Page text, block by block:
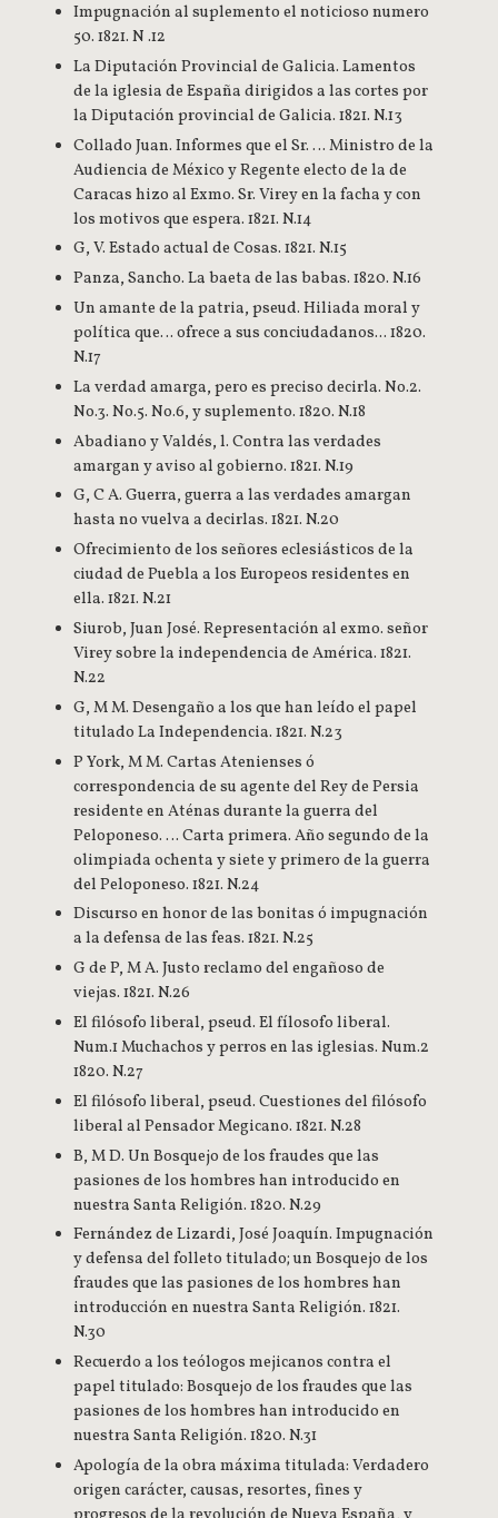
Impugnación al suplemento el noticioso numero
50. 1821. N .12
La Diputación Provincial de Galicia. Lamentos
de la iglesia de España dirigidos a las cortes por
la Diputación provincial de Galicia. 1821. N.13
Collado Juan. Informes que el Sr. … Ministro de la
Audiencia de México y Regente electo de la de
Caracas hizo al Exmo. Sr. Virey en la facha y con
los motivos que espera. 1821. N.14
G, V. Estado actual de Cosas. 1821. N.15
Panza, Sancho. La baeta de las babas. 1820. N.16
Un amante de la patria, pseud. Hiliada moral y
política que… ofrece a sus conciudadanos... 1820.
N.17
La verdad amarga, pero es preciso decirla. No.2.
No.3. No.5. No.6, y suplemento. 1820. N.18
Abadiano y Valdés, l. Contra las verdades
amargan y aviso al gobierno. 1821. N.19
G, C A. Guerra, guerra a las verdades amargan
hasta no vuelva a decirlas. 1821. N.20
Ofrecimiento de los señores eclesiásticos de la
ciudad de Puebla a los Europeos residentes en
ella. 1821. N.21
Siurob, Juan José. Representación al exmo. señor
Virey sobre la independencia de América. 1821.
N.22
G, M M. Desengaño a los que han leído el papel
titulado La Independencia. 1821. N.23
P York, M M. Cartas Atenienses ó
correspondencia de su agente del Rey de Persia
residente en Aténas durante la guerra del
Peloponeso. … Carta primera. Año segundo de la
olimpiada ochenta y siete y primero de la guerra
del Peloponeso. 1821. N.24
Discurso en honor de las bonitas ó impugnación
a la defensa de las feas. 1821. N.25
G de P, M A. Justo reclamo del engañoso de
viejas. 1821. N.26
El filósofo liberal, pseud. El fílosofo liberal.
Num.1 Muchachos y perros en las iglesias. Num.2
1820. N.27
El filósofo liberal, pseud. Cuestiones del filósofo
liberal al Pensador Megicano. 1821. N.28
B, M D. Un Bosquejo de los fraudes que las
pasiones de los hombres han introducido en
nuestra Santa Religión. 1820. N.29
Fernández de Lizardi, José Joaquín. Impugnación
y defensa del folleto titulado; un Bosquejo de los
fraudes que las pasiones de los hombres han
introducción en nuestra Santa Religión. 1821.
N.30
Recuerdo a los teólogos mejicanos contra el
papel titulado: Bosquejo de los fraudes que las
pasiones de los hombres han introducido en
nuestra Santa Religión. 1820. N.31
Apología de la obra máxima titulada: Verdadero
origen carácter, causas, resortes, fines y